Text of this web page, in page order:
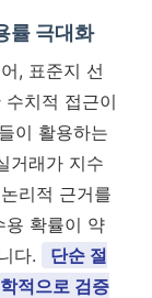
률 극대화
, 표준지 선
치적 접근이
이 활용하는
거래가 지수
리적 근거를
용 확률이 약
다.
단순 절
적으로 검증